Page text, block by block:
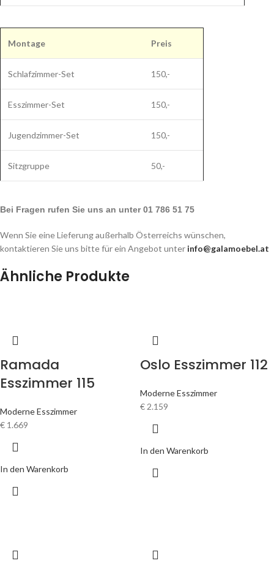
Montage Preis
Schlafzimmer-Set 150,-
Esszimmer-Set 150,-
Jugendzimmer-Set 150,-
Sitzgruppe 50,-
Bei Fragen rufen Sie uns an unter 01 786 51 75
Wenn Sie eine Lieferung außerhalb Österreichs wünschen,
kontaktieren Sie uns bitte für ein Angebot unter info@galamoebel.at
Ähnliche Produkte
Ramada
Esszimmer 115
Moderne Esszimmer
€ 1.669
In den Warenkorb
Oslo Esszimmer 112
Moderne Esszimmer
€2.159
In den Warenkorb